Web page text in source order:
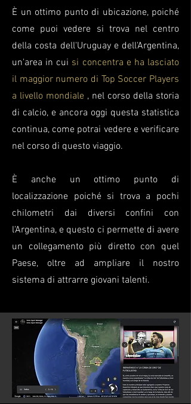
È un ottimo punto di ubicazione, poiché
come puoi vedere si trova nel centro
della costa dell'Uruguay e dell'Argentina,
un'area in cui si concentra e ha lasciato
il maggior numero di Top Soccer Players
a livello mondiale , nel corso della storia
di calcio, e ancora oggi questa statistica
continua, come potrai vedere e verificare
nel corso di questo viaggio.
È anche un ottimo punto di
localizzazione poiché si trova a pochi
chilometri dai diversi confini con
l'Argentina, e questo ci permette di avere
un collegamento più diretto con quel
Paese, oltre ad ampliare il nostro
sistema di attrarre giovani talenti.